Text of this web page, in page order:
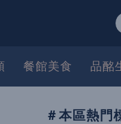
餐館美食 品酩
＃本區熱門